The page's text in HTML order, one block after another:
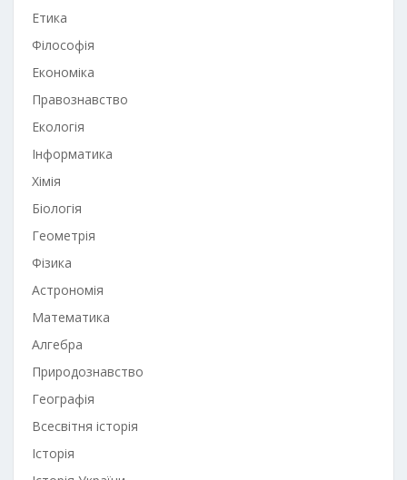
Етика
Філософія
Економіка
Правознавство
Екологія
Інформатика
Хімія
Біологія
Геометрія
Фізика
Астрономія
Математика
Алгебра
Природознавство
Географія
Всесвітня історія
Історія